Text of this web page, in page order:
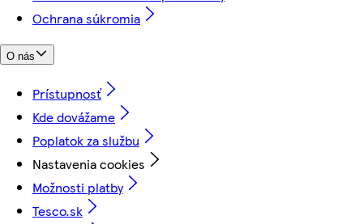
Ochrana súkromia
O nás
Prístupnosť
Kde dovážame
Poplatok za službu
Nastavenia cookies
Možnosti platby
Tesco.sk